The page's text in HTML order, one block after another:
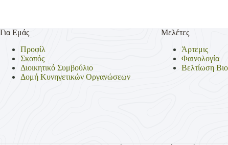
Για Εμάς
Προφίλ
Σκοπός
Διοικητικό Συμβούλιο
Δομή Κυνηγετικών Οργανώσεων
Μελέτες
Άρτεμις
Φαινολογία
Βελτίωση